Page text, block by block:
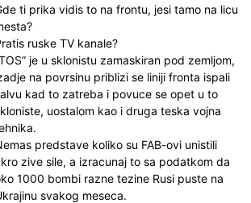
ti prika vidis to na frontu, jesi tamo na licu
ruske TV kanale?
je u sklonistu zamaskiran pod zemljom,
na povrsinu priblizi se liniji fronta ispali
kad to zatreba i povuce se opet u to
uostalom kao i druga teska vojna
predstave koliko su FAB-ovi unistili
zive sile, a izracunaj to sa podatkom da
1000 bombi razne tezine Rusi puste na
svakog meseca.